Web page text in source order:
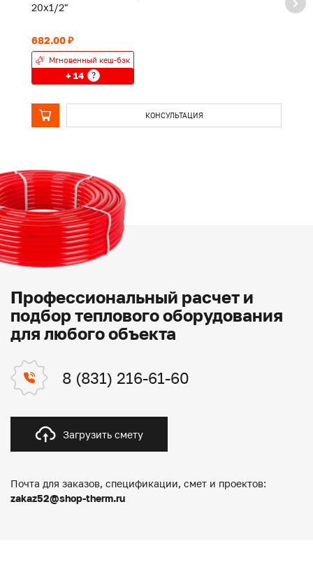
20х1/2"
682.00 ₽
Мгновенный кеш-бэк
+ 14 ?
КОНСУЛЬТАЦИЯ
Профессиональный расчет и
подбор теплового оборудования
для любого объекта
8 (831) 216-61-60
Загрузить смету
Почта для заказов, спецификации, смет и проектов:
zakaz52@shop-therm.ru